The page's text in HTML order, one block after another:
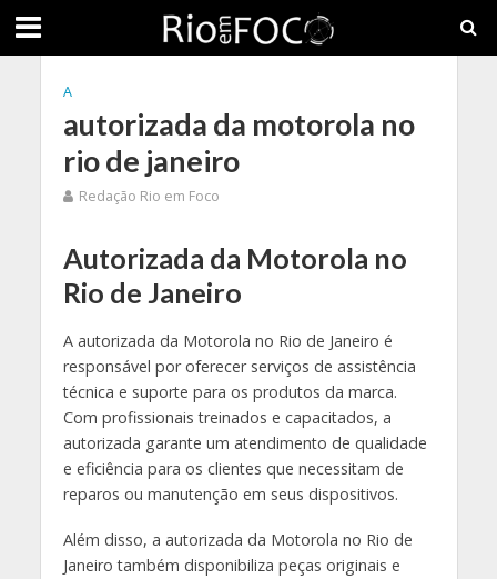
A
autorizada da motorola no
rio de janeiro
Redação Rio em Foco
Autorizada da Motorola no
Rio de Janeiro
A autorizada da Motorola no Rio de Janeiro é
responsável por oferecer serviços de assistência
técnica e suporte para os produtos da marca.
Com profissionais treinados e capacitados, a
autorizada garante um atendimento de qualidade
e eficiência para os clientes que necessitam de
reparos ou manutenção em seus dispositivos.
Além disso, a autorizada da Motorola no Rio de
Janeiro também disponibiliza peças originais e